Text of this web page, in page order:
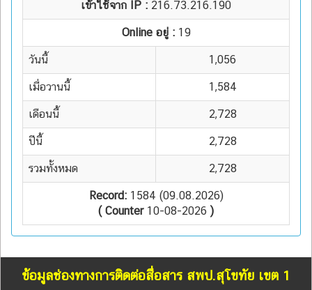
เข้าใช้จาก IP : 216.73.216.190
Online อยู่ : 19
วันนี้ 1,056
เมื่อวานนี้ 1,584
เดือนนี้ 2,728
ปีนี้ 2,728
รวมทั้งหมด 2,728
Record:1584 (09.08.2026)
( Counter10-08-2026 )
ข้อมูลช่องทางการติดต่อสื่อสาร สพป.สุโขทัย เขต 1